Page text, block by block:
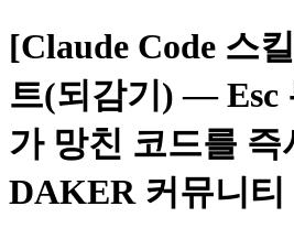
[Claude Code 스
트(되감기) — Esc
가 망친 코드를 즉
DAKER 커뮤니티